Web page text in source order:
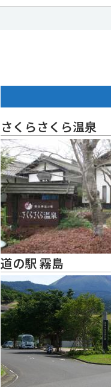
さくらさくら温泉
道の駅 霧島